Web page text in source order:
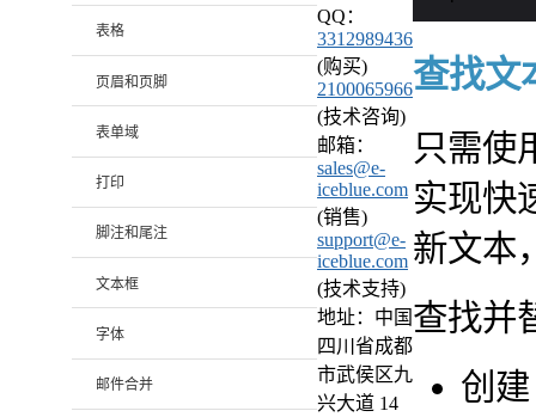
查找文
只需使
实现快
新文本
查找并
创
表格
页眉和页脚
表单域
打印
脚注和尾注
文本框
字体
邮件合并
QQ：
3312989436
(购买)
2100065966
(技术咨询)
邮箱：
sales@e-
iceblue.com
(销售)
support@e-
iceblue.com
(技术支持)
地址：中国
四川省成都
市武侯区九
兴大道 14